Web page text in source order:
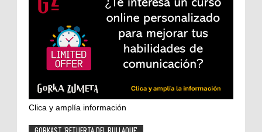
Clica y amplía información